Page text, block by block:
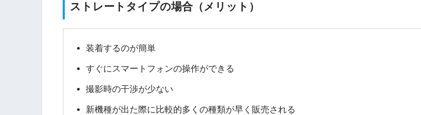
ストレートタイプの場合（メリット）
装着するのが簡単
すぐにスマートフォンの操作ができる
撮影時の干渉が少ない
新機種が出た際に比較的多くの種類が早く販売される